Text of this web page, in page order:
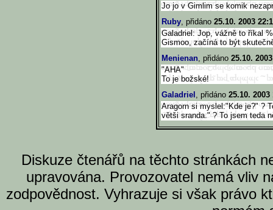
Jo jo v Gimlim se komik
Ruby, přidáno 25.10. 2003
Galadriel: Jop, vážně to říkal
Gismoo, začíná to být
Menienan, přidáno 25.10.
"AHA"
To je božské!
Galadriel , přidáno 25.10. 2003
Aragorn si myslel:"Kde je?" ?
větši sranda." ? To jsem teda
Diskuze čtenářů na těchto stránkách
upravována. Provozovatel nemá vliv
zodpovědnost. Vyhrazuje si však právo